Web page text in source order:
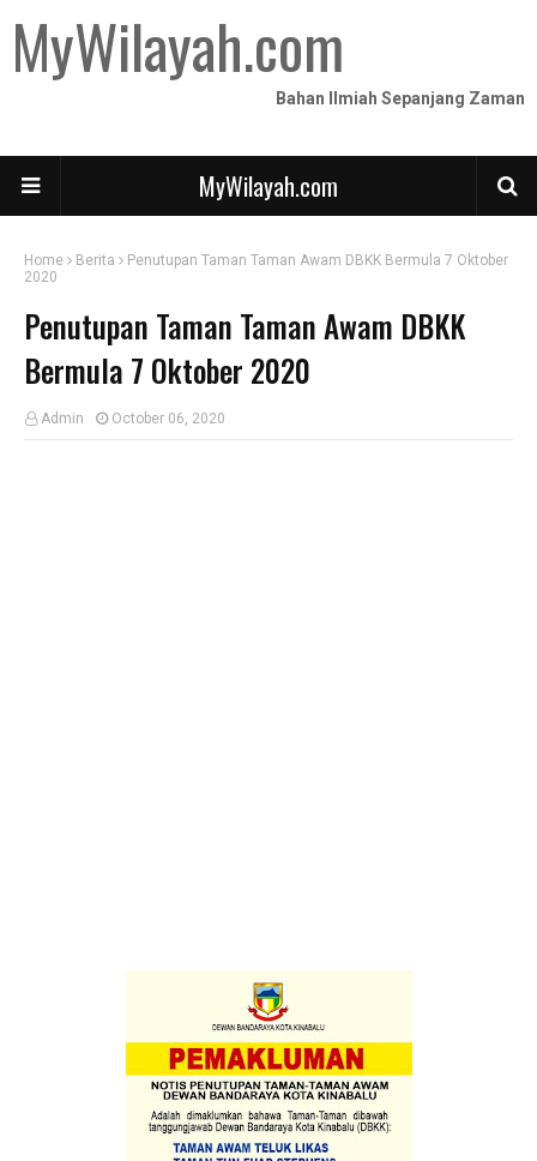
MyWilayah.com
Bahan Ilmiah Sepanjang Zaman
MyWilayah.com
Home Berita
Penutupan Taman Taman Awam DBKK Bermula 7 Oktober
2020
Penutupan Taman Taman Awam DBKK
Bermula 7 Oktober 2020
Admin October 06, 2020